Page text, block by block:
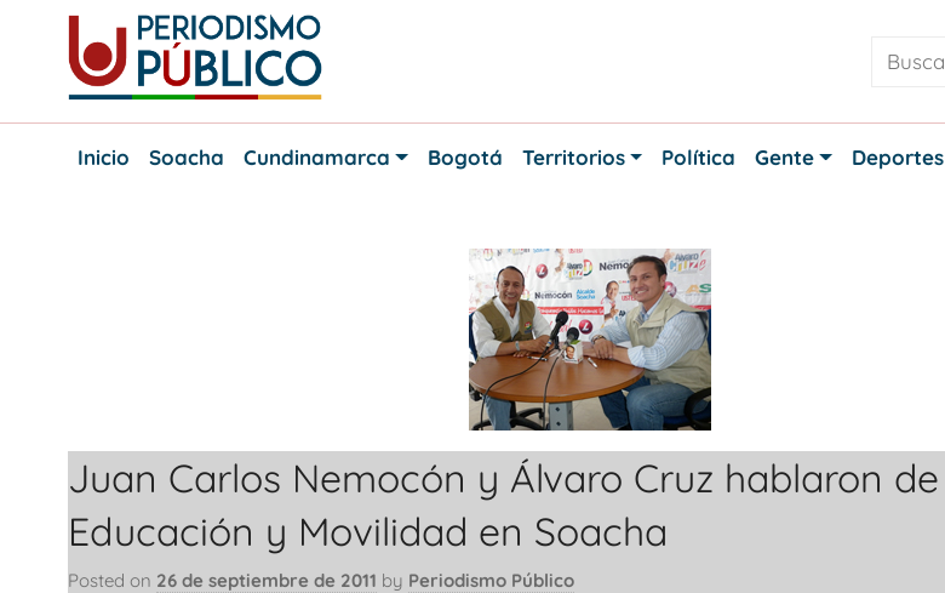
content
Periodismo
Noticias
Inicio
Soacha Cundinamarca Bogotá Territorios Política Gente Deportes
Juan Carlos Nemocón y Álvaro Cruz hablaron de
Educación y Movilidad en Soacha
Posted on 26 de septiembre de 2011 by Periodismo Público